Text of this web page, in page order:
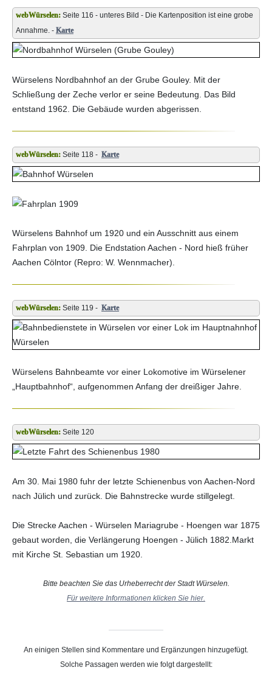
Seite 116 - unteres Bild - Die Kartenposition ist eine grobe
Annahme. - Karte
Würselens Nordbahnhof an der Grube Gouley. Mit der
Schließung der Zeche verlor er seine Bedeutung. Das Bild
entstand 1962. Die Gebäude wurden abgerissen.
Seite 118 - Karte
Würselens Bahnhof um 1920 und ein Ausschnitt aus einem
Fahrplan von 1909. Die Endstation Aachen - Nord hieß früher
Aachen Cölntor (Repro: W. Wennmacher).
Seite 119 - Karte
Würselens Bahnbeamte vor einer Lokomotive im Würselener
„Hauptbahnhof“, aufgenommen Anfang der dreißiger Jahre.
Seite 120
Am 30. Mai 1980 fuhr der letzte Schienenbus von Aachen-Nord
nach Jülich und zurück. Die Bahnstrecke wurde stillgelegt.
Die Strecke Aachen - Würselen Mariagrube - Hoengen war 1875
gebaut worden, die Verlängerung Hoengen - Jülich 1882.Markt
mit Kirche St. Sebastian um 1920.
Bitte beachten Sie das Urheberrecht der Stadt Würselen.
Für weitere Informationen klicken Sie hier.
An einigen Stellen sind Kommentare und Ergänzungen hinzugefügt.
Solche Passagen werden wie folgt dargestellt: